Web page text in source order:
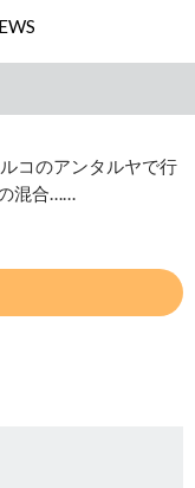
コのアンタルヤで行
混合……